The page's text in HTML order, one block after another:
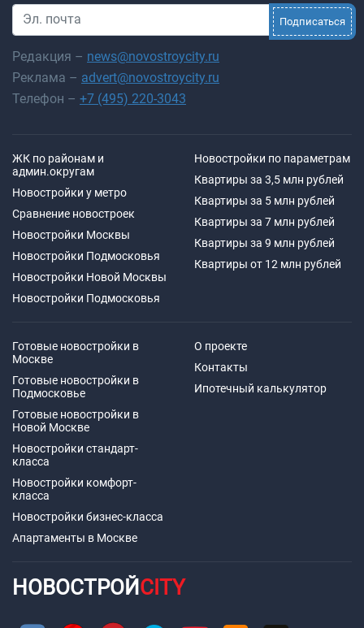
ЖК по районам и
админ.округам
Новостройки у метро
Сравнение новостроек
Новостройки Москвы
Новостройки Подмосковья
Новостройки Новой Москвы
Новостройки Подмосковья
Новостройки по параметрам
Квартиры за 3,5 млн рублей
Квартиры за 5 млн рублей
Квартиры за 7 млн рублей
Квартиры за 9 млн рублей
Квартиры от 12 млн рублей
Готовые новостройки в
Москве
Готовые новостройки в
Подмосковье
Готовые новостройки в
Новой Москве
Новостройки стандарт-
класса
Новостройки комфорт-
класса
Новостройки бизнес-класса
Апартаменты в Москве
О проекте
Контакты
Ипотечный калькулятор
НОВОСТРОЙ CITY
Подписаться
Редакция – news@novostroycity.ru
Реклама – advert@novostroycity.ru
Телефон – +7 (495) 220-3043